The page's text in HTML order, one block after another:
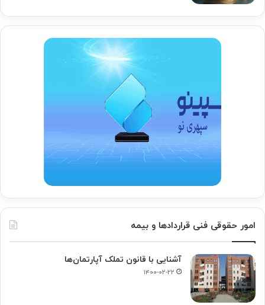
امور حقوقی فنی قراردادها و بیمه
آشنایی با قانون تملک آپارتمان‌ها
۱۴۰۰-۰۲-۲۲